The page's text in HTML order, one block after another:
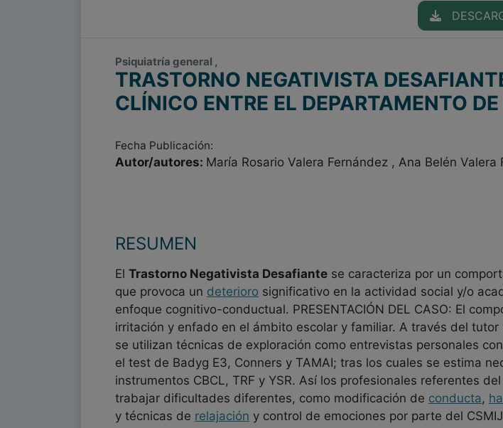
Psiquiatría general ,
TRASTORNO NEGATIVISTA
CLÍNICO ENTRE EL DEPARTAMENTO
Fecha Publicación:
Autor/autores: María Rosario Valera Fernández , Ana Belén
RESUMEN
El Trastorno Negativista Desafiante se caracteriza por un
que provoca un deterioro significativo en la actividad social y/o
enfoque cognitivo-conductual. PRESENTACIÓN DEL CASO: El
irritación y enfado en el ámbito escolar y familiar. A través del
se utilizan técnicas de exploración como entrevistas personales
el test de Badyg E3, Conners y TAMAI; tras los cuales se estima
instrumentos CBCL, TRF y YSR. Así los profesionales referentes
trabajar dificultades diferentes, como modificación de conducta,
y técnicas de relajación y control de emociones por parte del